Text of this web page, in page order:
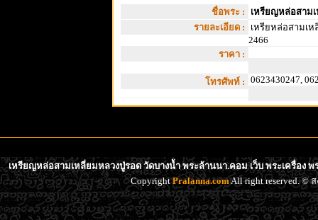
ชื่อพระ :
เหรียญหล่อสาม
รายละเอียด :
เหรียหล่อสามเ
2466
ราคา :
โทรศัพท์ : 0623430247,
เหรียญหล่อสามเหลี่ยมหลวงปู่รอด วัดบางน้ำ พระล้านนา.คอม เว็บ พระเครื่อง
CopyrightPralanna.comAll right reserved. ©